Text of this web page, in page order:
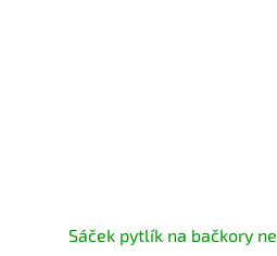
Sáček pytlík na bačkory